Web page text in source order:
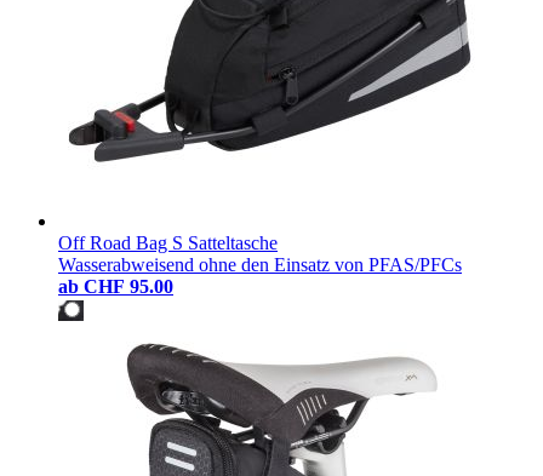
Off Road Bag S Satteltasche
Wasserabweisend ohne den Einsatz von PFAS/PFCs
ab CHF 95.00